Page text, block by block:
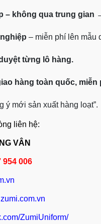
– không qua trung gian
– miễn phí lên mẫu
từng lô hàng.
hàng toàn quốc, miễn
ý mới sản xuất hàng loạt”.
liên hệ:
VÂN
954 006
zumi.com.vn
ZumiUniform/